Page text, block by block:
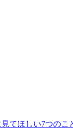
てほしい7つのこ